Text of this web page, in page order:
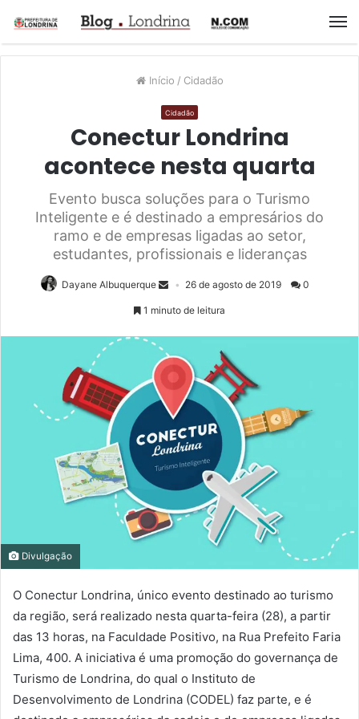
Início / Cidadão
Cidadão
Conectur Londrina
acontece nesta quarta
Evento busca soluções para o Turismo
Inteligente e é destinado a empresários do
ramo e de empresas ligadas ao setor,
estudantes, profissionais e lideranças
Dayane Albuquerque 26 de agosto de 2019 0
1 minuto de leitura
Divulgação
O Conectur Londrina, único evento destinado ao turismo
da região, será realizado nesta quarta-feira (28), a partir
das 13 horas, na Faculdade Positivo, na Rua Prefeito Faria
Lima, 400. A iniciativa é uma promoção do governança de
Turismo de Londrina, do qual o Instituto de
Desenvolvimento de Londrina (CODEL) faz parte, e é